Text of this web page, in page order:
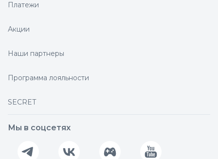
Платежи
Акции
Наши партнеры
Программа лояльности
SECRET
Мы в соцсетях